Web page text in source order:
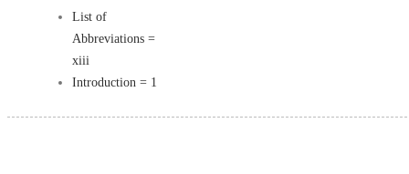
List of
Abbreviations =
xiii
Introduction = 1